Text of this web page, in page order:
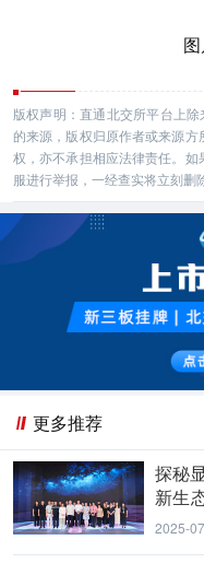
版权声明：直通北交所平台上
的来源，版权归原作者或来源
权，亦不承担相应法律责任。
服进行举报，一经查实将立刻删
更多推荐
探秘
新生
心
2025-